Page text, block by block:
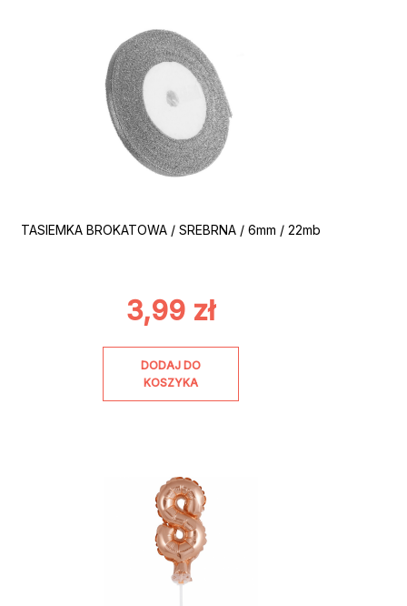
TASIEMKA BROKATOWA / SREBRNA / 6mm / 22mb
3,99 zł
DODAJ DO
KOSZYKA